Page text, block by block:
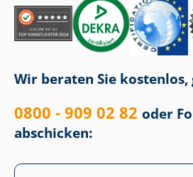
Wir beraten Sie
0800 - 909 02 82 oder
abschicken: